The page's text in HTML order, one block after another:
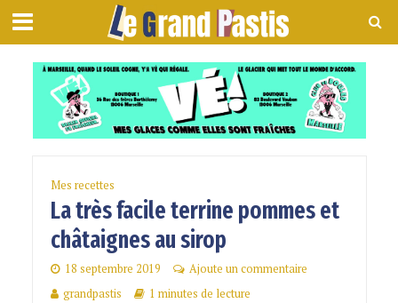
Mes recettes
La très facile terrine pommes et
châtaignes au sirop
18 septembre 2019
Ajoute un commentaire
grandpastis
1 minutes de lecture